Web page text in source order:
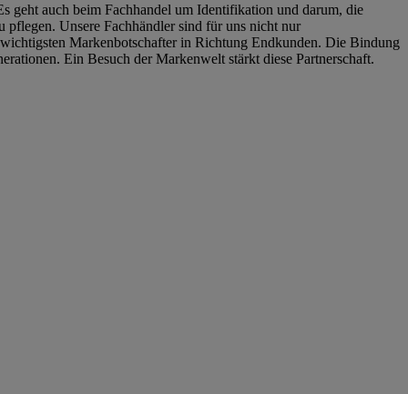
geht auch beim Fachhandel um Identifikation und darum, die
Unsere Fachhändler sind für uns nicht nur
Markenbotschafter in Richtung Endkunden. Die Bindung
Ein Besuch der Markenwelt stärkt diese Partnerschaft.